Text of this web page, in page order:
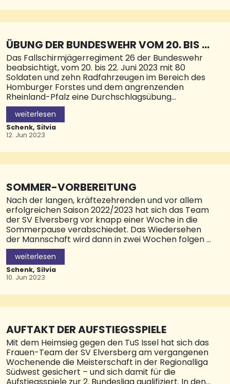
Für diese Bereiche sollen anschließend
Beleuchtungskonzepte erarbeitet werden. ©
ÜBUNG DER BUNDESWEHR VOM 20. BIS 2
2. JUNI
Das Fallschirmjägerregiment 26 der Bundeswehr
beabsichtigt, vom 20. bis 22. Juni 2023 mit 80
Soldaten und zehn Radfahrzeugen im Bereich des
Homburger Forstes und dem angrenzenden
Rheinland-Pfalz eine Durchschlagsübung
durchzuführen.
Bei der Übung sind auch Nachtmärsche geplant.
Die Bevölkerung wird gebeten, sich auf mögliche
Straßenverkehr, einzustellen. © Pressestelle Stadt
HOM
weiterlesen
Schenk, Silvia
12. Jun 2023
SOMMER-VORBEREITUNG
Nach der langen, kräftezehrenden und vor allem
erfolgreichen Saison 2022/2023 hat sich das Team
der SV Elversberg vor knapp einer Woche in die
Sommerpause verabschiedet. Das Wiedersehen
der Mannschaft wird dann in zwei Wochen folgen –
der Auftakt in die Sommer-Vorbereitung auf die
Spielzeit 2023/2024 in der 2. Bundesliga startet für
die Elv von Trainer Horst Steffen am Montag, 26.
Juni.
Bis zum Saisonstart bleiben dem Team dann rund
fünf Wochen, um sich auf die neuen
einwöchigen Trainingslager, das wie in den
Vorjahren in Bad Kreuznach stattfinden wird,
bestreitet die SVE nach aktuellem Stand fünf
Freundschaftsspiele. Dazu ist ein weiteres
Testspiel in Planung, das am Wochenende 07.-09.
Juli ausgetragen werden soll. Zum Testspiel-
weiterlesen
Schenk, Silvia
10. Jun 2023
AUFTAKT DER AUFSTIEGSSPIELE
Mit dem Heimsieg gegen den TuS Issel hat sich das
Frauen-Team der SV Elversberg am vergangenen
Wochenende die Meisterschaft in der Regionalliga
Südwest gesichert – und sich damit für die
Aufstiegsspiele zur 2. Bundesliga qualifiziert. In den